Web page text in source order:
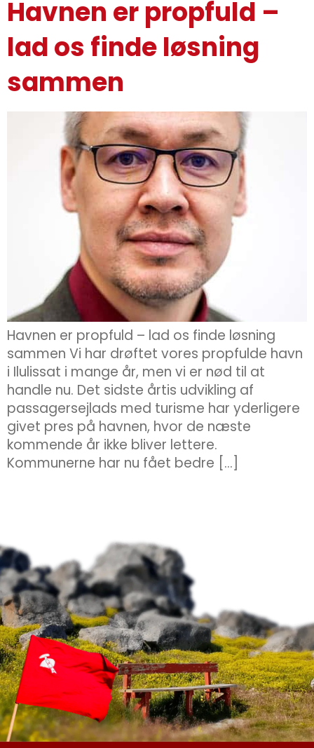
Havnen er propfuld –
lad os finde løsning
sammen
Havnen er propfuld – lad os finde løsning
sammen Vi har drøftet vores propfulde havn
i Ilulissat i mange år, men vi er nød til at
handle nu. Det sidste årtis udvikling af
passagersejlads med turisme har yderligere
givet pres på havnen, hvor de næste
kommende år ikke bliver lettere.
Kommunerne har nu fået bedre […]